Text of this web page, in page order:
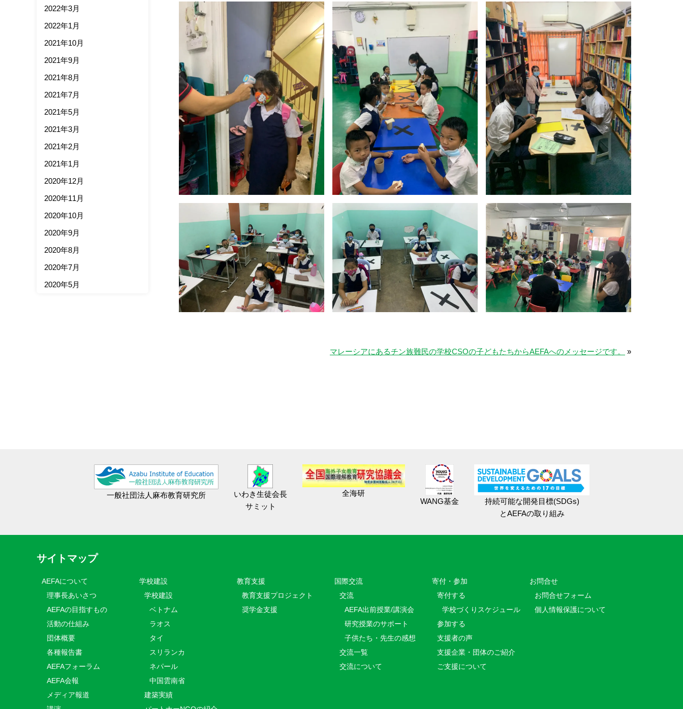
マレーシアにあるチン族難民の学校CSOの子どもたちからAEFAへのメッセージです。 »
2022年3月
2022年1月
2021年10月
2021年9月
2021年8月
2021年7月
2021年5月
2021年3月
2021年2月
2021年1月
2020年12月
2020年11月
2020年10月
2020年9月
2020年8月
2020年7月
2020年5月
一般社団法人麻布教育研究所
いわき生徒会長
サミット
全海研
WANG基金
持続可能な開発目標(SDGs)
とAEFAの取り組み
サイトマップ
AEFAについて
理事長あいさつ
AEFAの目指すもの
活動の仕組み
団体概要
各種報告書
AEFAフォーラム
AEFA会報
メディア報道
学校建設
学校建設
ベトナム
ラオス
タイ
スリランカ
ネパール
中国雲南省
建築実績
教育⽀援
教育⽀援プロジェクト
奨学金支援
国際交流
交流
AEFA出前授業/講演会
研究授業のサポート
子供たち・先生の感想
交流一覧
交流について
寄付・参加
寄付する
学校づくりスケジュール
参加する
支援者の声
支援企業・団体のご紹介
ご支援について
お問合せ
お問合せフォーム
個人情報保護について